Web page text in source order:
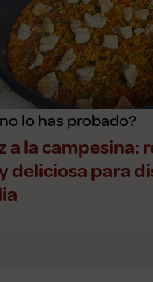
lo has probado?
a la campesina:
deliciosa para